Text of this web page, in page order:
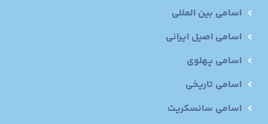
اسامی بین المللی
اسامی اصیل ایرانی
اسامی پهلوی
اسامی تاریخی
اسامی سانسکریت